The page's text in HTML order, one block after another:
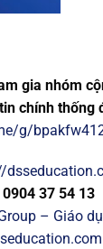
gia nhóm
chính thống
g/
0904 37 54 13
– Giáo